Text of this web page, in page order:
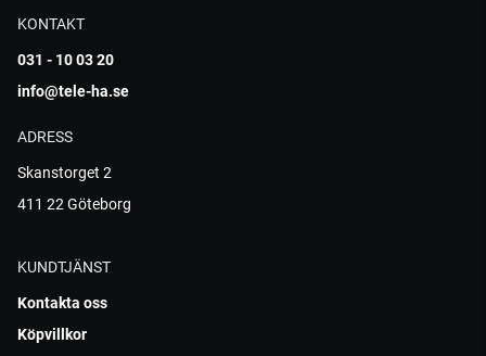
KONTAKT
031 - 10 03 20
info@tele-ha.se
ADRESS
Skanstorget 2
411 22 Göteborg
KUNDTJÄNST
Kontakta oss
Köpvillkor